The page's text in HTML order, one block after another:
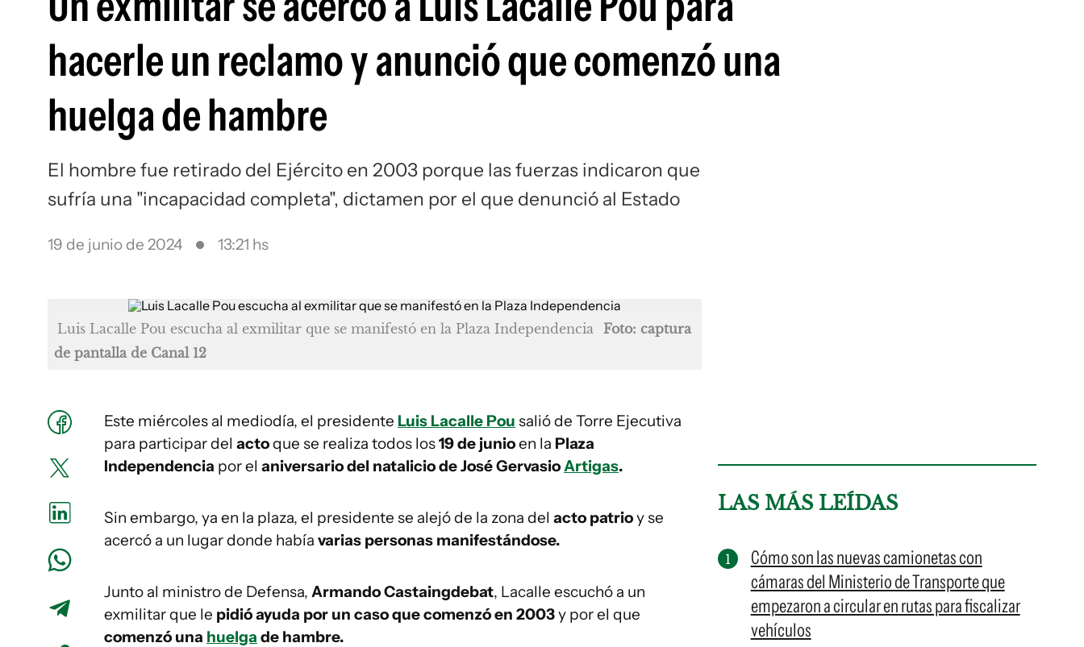
hacerle un reclamo y anunció que comenzó una
huelga de hambre
El hombre fue retirado del Ejército en 2003 porque las fuerzas indicaron que
sufría una "incapacidad completa", dictamen por el que denunció al Estado
19 de junio de 2024 13:21 hs
Luis Lacalle Pou escucha al exmilitar que se manifestó en la Plaza Independencia Foto: captura
de pantalla de Canal 12
Este miércoles al mediodía, el presidente Luis Lacalle Pou salió de Torre Ejecutiva
para participar del actoque se realiza todos los19 de junioen la Plaza
Independencia por el aniversario del natalicio de José GervasioArtigas.
Sin embargo, ya en la plaza, el presidente se alejó de la zona del acto patrioy se
acercó a un lugar donde había varias personas manifestándose.
Junto al ministro de Defensa, Armando Castaingdebat, Lacalle escuchó a un
exmilitar que le pidió ayuda por un caso que comenzó en 2003y por el que
comenzó una huelga de hambre.
LAS MÁS LEÍDAS
Cómo son las nuevas camionetas con
cámaras del Ministerio de Transporte que
empezaron a circular en rutas para fiscalizar
vehículos